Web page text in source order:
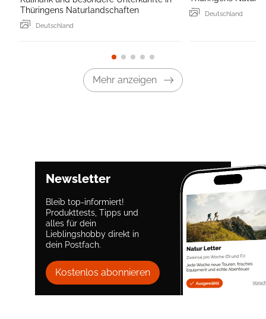
Thüringens Naturlandschaften
Deutschland
Deutschland
Mehr anzeigen
Newsletter
Bleib top-informiert!
Produkttests, Tipps und
alles für dein
Lieblingshobby direkt in
dein Postfach.
Kostenlos abonnieren